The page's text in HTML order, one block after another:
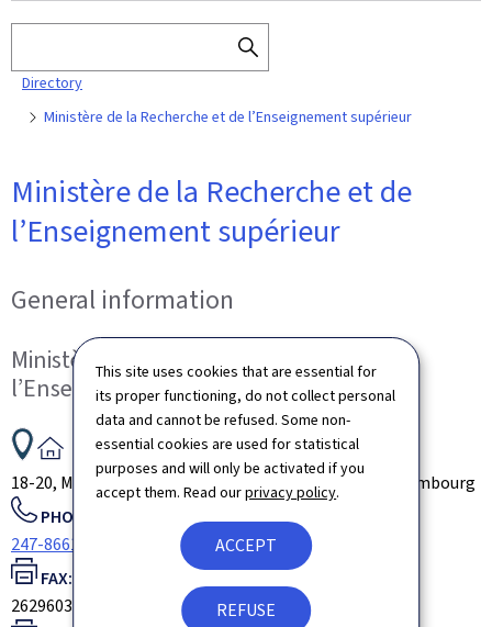
This site uses cookies that are essential for
its proper functioning, do not collect personal
data and cannot be refused. Some non-
essential cookies are used for statistical
purposes and will only be activated if you
accept them. Read ourprivacy policy.
ACCEPT
REFUSE
SEARCH
DIRECTORY
Directory
Ministère de la Recherche et de l’Enseignement supérieur
Ministère de la Recherche et de
l’Enseignement supérieur
General information
Ministère de la Recherche et de
l’Enseignement supérieur
ADDRESS:
18-20, Montée de la Pétrusse
L-2327 Luxembourg
Luxembourg
PHONE:
247-86619
FAX:
26296037